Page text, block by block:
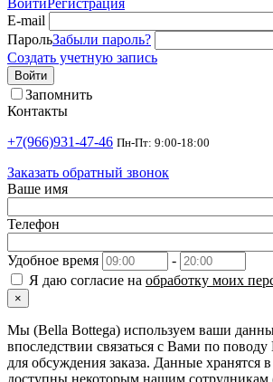
E-mail
ПарольЗабыли пароль?
Создать учетную запись
Войти
Запомнить
Контакты
+7(966)931-47-46 Пн-Пт: 9:00-18:00
Заказать обратный звонок
Ваше имя
Телефон
Удобное время
-
Я даю согласие на обработку моих
×
Мы (Bella Bottega) используем ваши
впоследствии связаться с Вами по
для обсуждения заказа. Данные хранятся
доступны некоторым нашим сотрудникам